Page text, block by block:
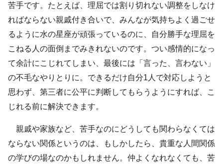
苦手です。たとえば、理屈では割り切れない調整をしなけ
ればならない親戚付き合いで、みんなが気持ちよく過ごせ
るように水の星座が頑張っているのに、自分勝手な理屈を
こねる人の面倒までみきれないのです。つい感情的になっ
て余計にこじれてしまい、最後には「言った、言わない」
の不毛なやりとりに。できるだけ自分1人で対応しようと
思わず、第三者に公平に判断してもらうようにすれば、こ
じれる前に解決できます。
親戚や家族など、苦手なのにどうしても関わらなくては
ならない関係というのは、もしかしたら、貴重な人間関係
の学びの場なのかもしれません。仲よくなれなくても、苦